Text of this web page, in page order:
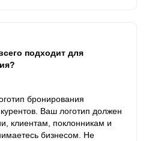
подходит для
бронирования
Ваш логотип должен
клиентам, поклонникам и
бизнесом. Не